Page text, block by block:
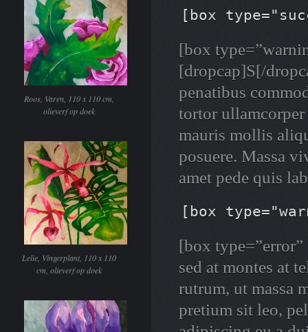
Roos, Varen, 110 x 110 cm,
olieverf op doek
Lelie, Vingerplant, 110 x 110
cm, olieverf op doek
[box
[box
[dropcap]S[/
penatibus
tortor
mauris mollis
posuere. Massa
amet pede quis
[box
[box
sed at montes at
rutrum, ut massa
pretium sit leo,